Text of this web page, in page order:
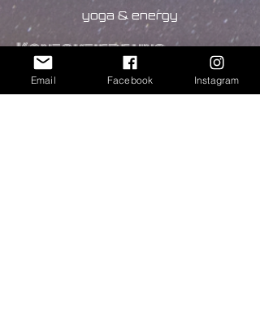
yoga & energy
Kontaktiere uns.
Email Facebook Instagram